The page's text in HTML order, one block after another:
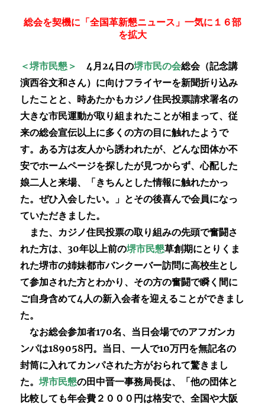
総会を契機に「全国革新懇ニュース」一気に１６部
を拡大
＜堺市民懇＞ 4月24日の堺市民の会総会（記念講
演西谷文和さん）に向けフライヤーを新聞折り込み
したことと、時あたかもカジノ住民投票請求署名の
大きな市民運動が取り組まれたことが相まって、従
来の総会宣伝以上に多くの方の目に触れたようで
す。ある方は友人から誘われたが、どんな団体か不
安でホームページを探したが見つからず、心配した
娘二人と来場、「きちんとした情報に触れたかっ
た。ぜひ入会したい。」とその後喜んで会員になっ
ていただきました。
また、カジノ住民投票の取り組みの先頭で奮闘さ
れた方は、30年以上前の堺市民懇草創期にとりくま
れた堺市の姉妹都市バンクーバー訪問に高校生とし
て参加された方とわかり、その方の奮闘で瞬く間に
ご自身含めて4人の新入会者を迎えることができまし
た。
なお総会参加者170名、当日会場でのアフガンカ
ンパは189058円。当日、一人で10万円を無記名の
封筒に入れてカンパされた方がおられて驚きまし
た。堺市民懇の田中晋一事務局長は、「他の団体と
比較しても年会費２０００円は格安で、全国や大阪